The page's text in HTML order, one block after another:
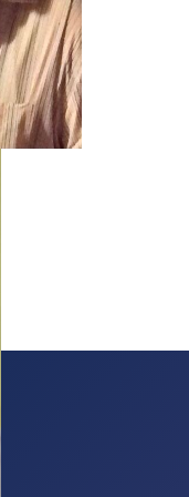
geht!